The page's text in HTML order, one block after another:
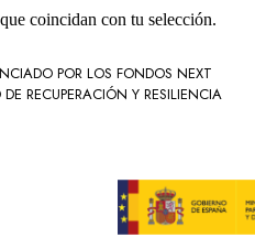
coincidan con tu selección.
POR LOS FONDOS NEXT
RECUPERACIÓN Y RESILIENCIA